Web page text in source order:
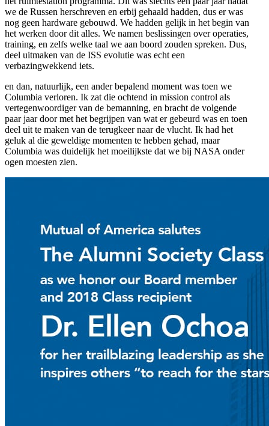
we de Russen herschreven en erbij gehaald hadden, dus er was
nog geen hardware gebouwd. We hadden gelijk in het begin van
het werken door dit alles. We namen beslissingen over operaties,
training, en zelfs welke taal we aan boord zouden spreken. Dus,
deel uitmaken van de ISS evolutie was echt een
verbazingwekkend iets.
en dan, natuurlijk, een ander bepalend moment was toen we
Columbia verloren. Ik zat die ochtend in mission control als
vertegenwoordiger van de bemanning, en bracht de volgende
paar jaar door met het begrijpen van wat er gebeurd was en toen
deel uit te maken van de terugkeer naar de vlucht. Ik had het
geluk al die geweldige momenten te hebben gehad, maar
Columbia was duidelijk het moeilijkste dat we bij NASA onder
ogen moesten zien.